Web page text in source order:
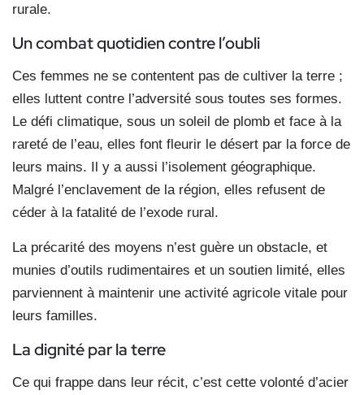
rurale.
Un combat quotidien contre l’oubli
Ces femmes ne se contentent pas de cultiver la terre ;
elles luttent contre l’adversité sous toutes ses formes.
Le défi climatique, sous un soleil de plomb et face à la
rareté de l’eau, elles font fleurir le désert par la force de
leurs mains. Il y a aussi l’isolement géographique.
Malgré l’enclavement de la région, elles refusent de
céder à la fatalité de l’exode rural.
La précarité des moyens n’est guère un obstacle, et
munies d’outils rudimentaires et un soutien limité, elles
parviennent à maintenir une activité agricole vitale pour
leurs familles.
La dignité par la terre
Ce qui frappe dans leur récit, c’est cette volonté d’acier